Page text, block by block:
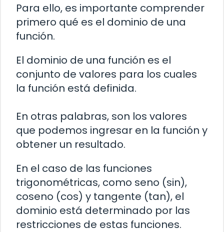
Para ello, es importante comprender
primero qué es el dominio de una
función.
El dominio de una función es el
conjunto de valores para los cuales
la función está definida.
En otras palabras, son los valores
que podemos ingresar en la función y
obtener un resultado.
En el caso de las funciones
trigonométricas, como seno (sin),
coseno (cos) y tangente (tan), el
dominio está determinado por las
restricciones de estas funciones.